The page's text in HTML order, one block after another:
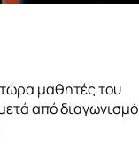
μαθητές του
από διαγωνισμό